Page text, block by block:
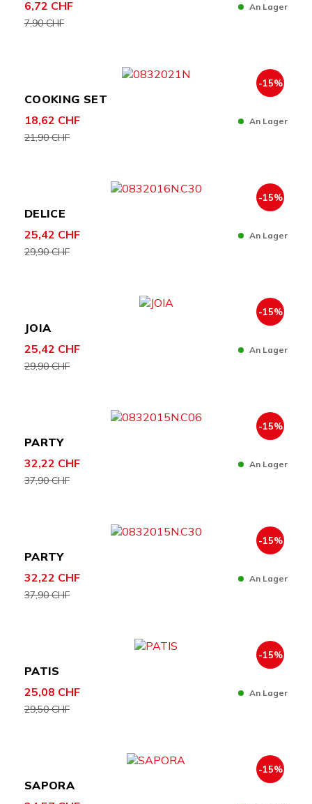
6,72 CHF
7,90 CHF
An Lager
COOKING SET
18,62 CHF
-15%
21,90 CHF
An Lager
DELICE
25,42 CHF
-15%
29,90 CHF
An Lager
JOIA
25,42 CHF
-15%
29,90 CHF
An Lager
PARTY
32,22 CHF
-15%
37,90 CHF
An Lager
PARTY
32,22 CHF
-15%
37,90 CHF
An Lager
PATIS
25,08 CHF
-15%
29,50 CHF
An Lager
SAPORA
-15%